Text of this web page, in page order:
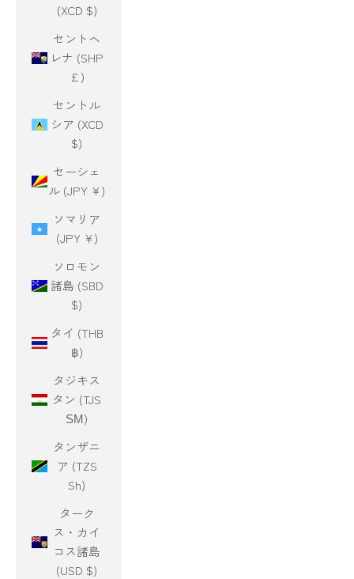
(XCD $)
セントヘ
レナ (SHP
£)
セントル
シア (XCD
$)
セーシェ
ル (JPY ¥)
ソマリア
(JPY ¥)
ソロモン
諸島 (SBD
$)
タイ (THB
฿)
タジキス
タン (TJS
ЅМ)
タンザニ
ア (TZS
Sh)
ターク
ス・カイ
コス諸島
(USD $)